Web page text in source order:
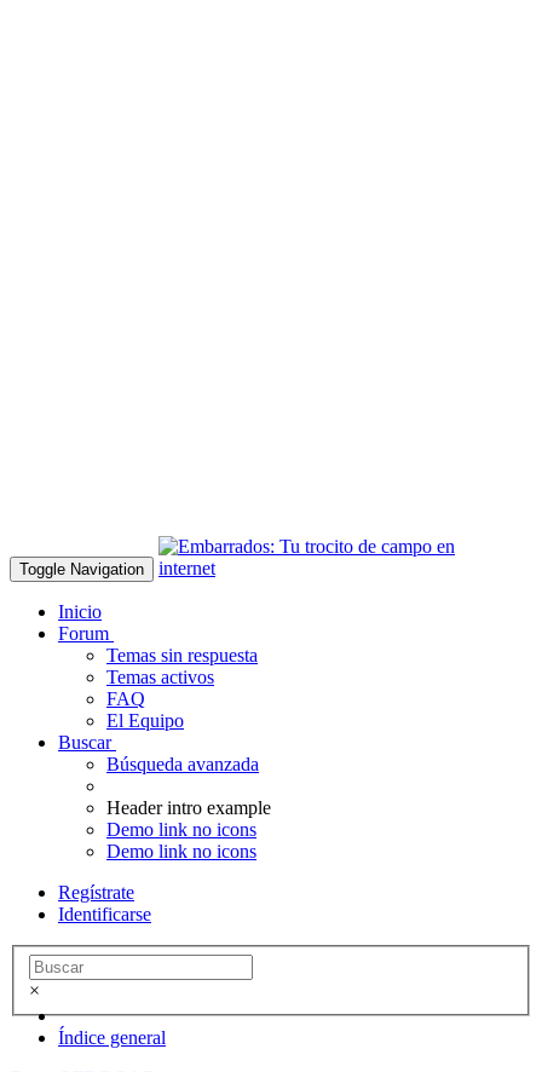
Toggle Navigation
Inicio
Forum
Temas sin respuesta
Temas activos
FAQ
El Equipo
Buscar
Búsqueda avanzada
Header intro example
Demo link no icons
Demo link no icons
Regístrate
Identificarse
×
Índice general